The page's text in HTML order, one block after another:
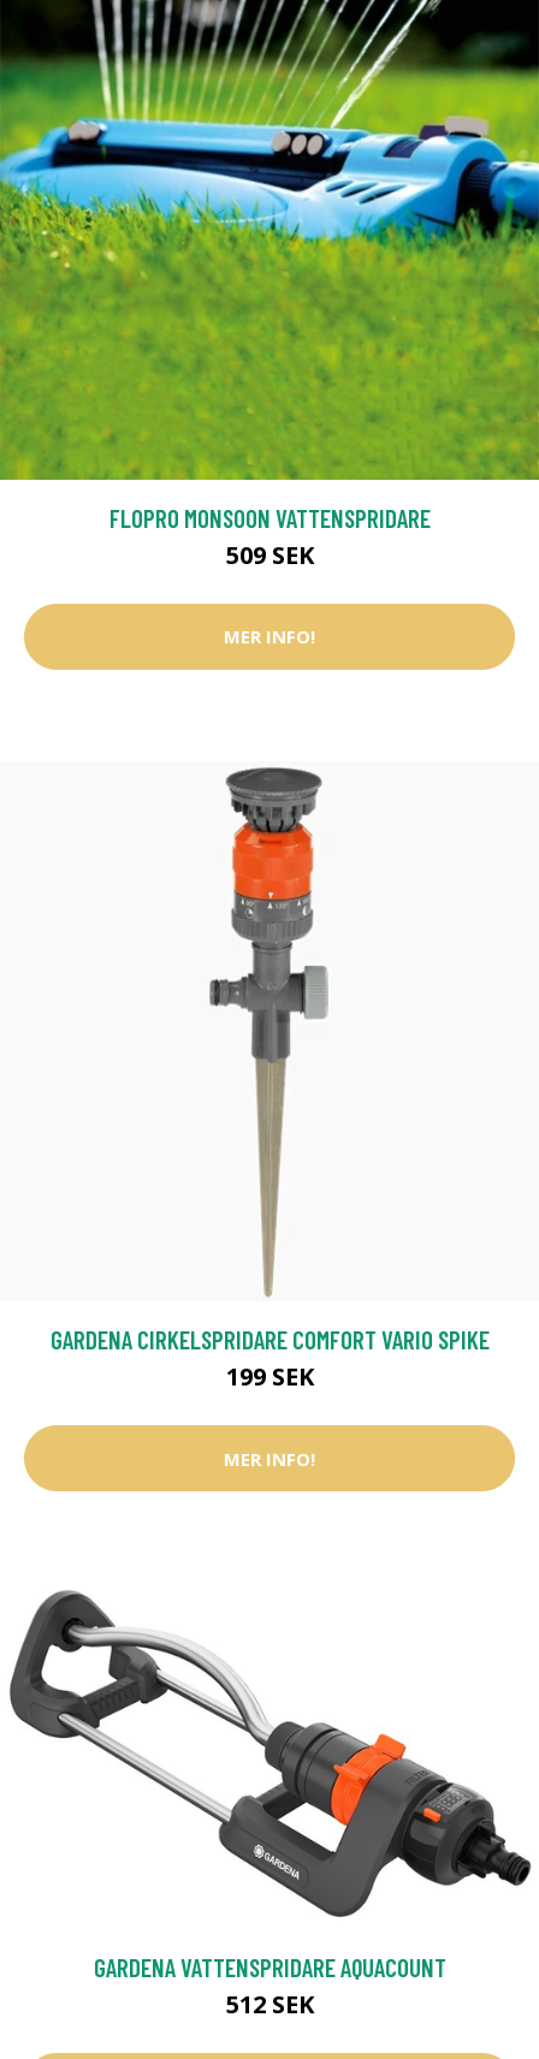
FLOPRO MONSOON VATTENSPRIDARE
509 SEK
MER INFO!
GARDENA CIRKELSPRIDARE COMFORT VARIO SPIKE
199 SEK
MER INFO!
GARDENA VATTENSPRIDARE AQUACOUNT
512 SEK